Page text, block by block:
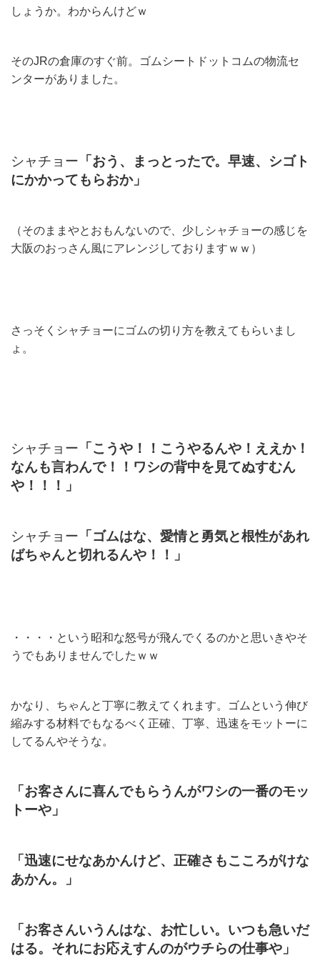
しょうか。わからんけどｗ
そのJRの倉庫のすぐ前。ゴムシートドットコムの物流セ
ンターがありました。
シャチョー 「おう、まっとったで。早速、シゴト
にかかってもらおか」
（そのままやとおもんないので、少しシャチョーの感じを
大阪のおっさん風にアレンジしておりますｗｗ）
さっそくシャチョーにゴムの切り方を教えてもらいまし
ょ。
シャチョー 「こうや！！こうやるんや！ええか！
なんも言わんで！！ワシの背中を見てぬすむん
や！！！」
シャチョー 「ゴムはな、愛情と勇気と根性があれ
ばちゃんと切れるんや！！」
・・・・という昭和な怒号が飛んでくるのかと思いきやそ
うでもありませんでしたｗｗ
かなり、ちゃんと丁寧に教えてくれます。ゴムという伸び
縮みする材料でもなるべく正確、丁寧、迅速をモットーに
してるんやそうな。
「お客さんに喜んでもらうんがワシの一番のモッ
トーや」
「迅速にせなあかんけど、正確さもこころがけな
あかん。」
「お客さんいうんはな、お忙しい。いつも急いだ
はる。それにお応えすんのがウチらの仕事や」